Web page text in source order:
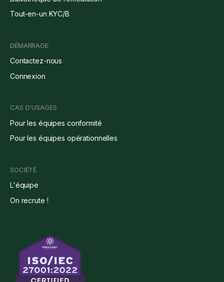
Tout-en-un KYC/B
DÉMARRAGE
Contactez-nous
Connexion
CAS D'USAGES
Pour les équipes conformité
Pour les équipes opérationnelles
SOCIÉTÉ
L'équipe
On recrute !